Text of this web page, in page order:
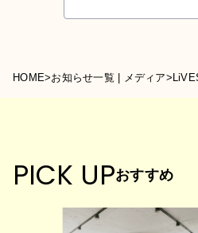
HOME>お知らせ一覧 | メディア>
PICK UPおすすめ